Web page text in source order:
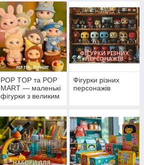
POP TOP та POP
MART — маленькі
фігурки з великим
Фігурки різних
персонажів